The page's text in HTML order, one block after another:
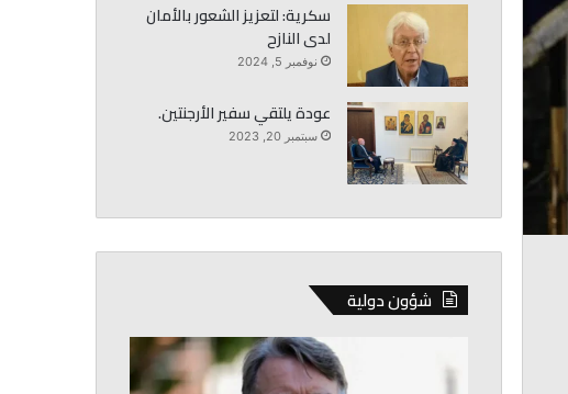
سكرية: لتعزيز الشعور بالأمان
لدى النازح
نوفمبر 5, 2024
عودة يلتقي سفير الأرجنتين.
سبتمبر 20, 2023
شؤون دولية